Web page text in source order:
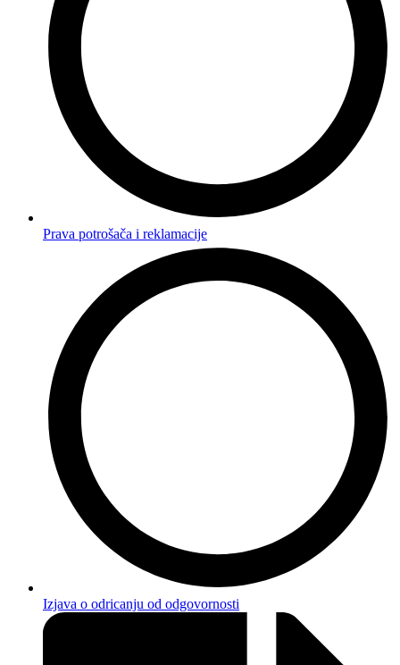
Prava potrošača i reklamacije
Izjava o odricanju od odgovornosti